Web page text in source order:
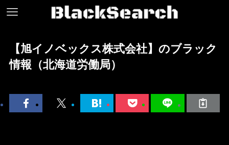
【旭イノベックス株式会社】のブラック
情報（北海道労働局）